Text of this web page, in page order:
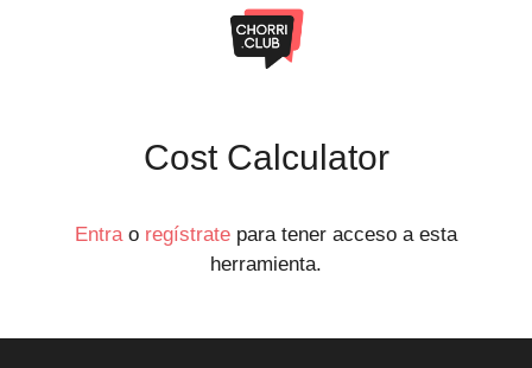
Cost Calculator
Entrao regístrate para tener acceso a esta
herramienta.